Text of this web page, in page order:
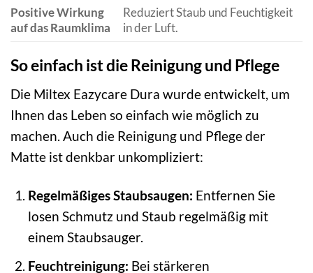
Positive Wirkung
auf das Raumklima
Reduziert Staub und Feuchtigkeit
in der Luft.
So einfach ist die Reinigung und Pflege
Die Miltex Eazycare Dura wurde entwickelt, um
Ihnen das Leben so einfach wie möglich zu
machen. Auch die Reinigung und Pflege der
Matte ist denkbar unkompliziert:
Regelmäßiges Staubsaugen: Entfernen Sie
losen Schmutz und Staub regelmäßig mit
einem Staubsauger.
Feuchtreinigung: Bei stärkeren